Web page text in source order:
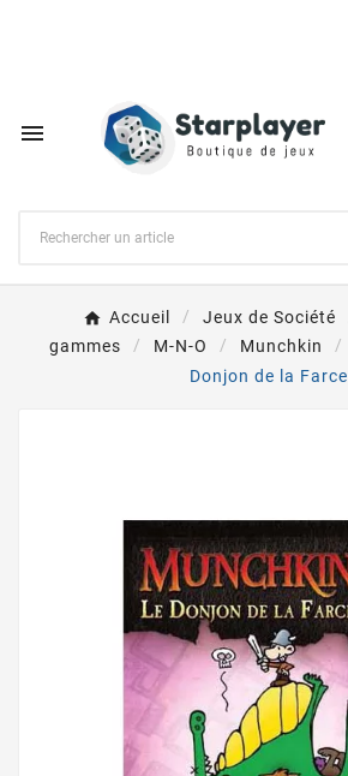

Accueil Jeux de Société
gammes
M-N-O Munchkin
Donjon de la Farce